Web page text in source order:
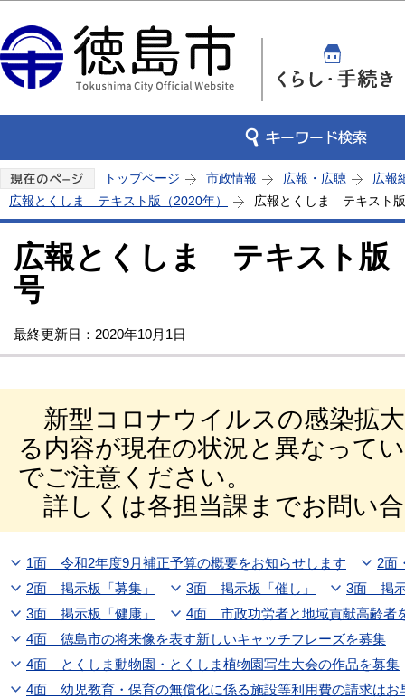
トップページ 市政情報 広報・広聴
広報
広報とくしま テキスト版（2020年）
広報とくしま テキスト
広報とくしま テキスト版
号
最終更新日：2020年10月1日
新型コロナウイルスの感染拡
る内容が現在の状況と異なって
でご注意ください。
詳しくは各担当課までお問い
1面 令和2年度9月補正予算の概要をお知らせします
2面
2面 掲示板「募集」
3面 掲示板「催し」
3面 掲示
3面 掲示板「健康」
4面 市政功労者と地域貢献高齢者
4面 徳島市の将来像を表す新しいキャッチフレーズを募集
4面 とくしま動物園・とくしま植物園写生大会の作品を募集
4面 幼児教育・保育の無償化に係る施設等利用費の請求はお